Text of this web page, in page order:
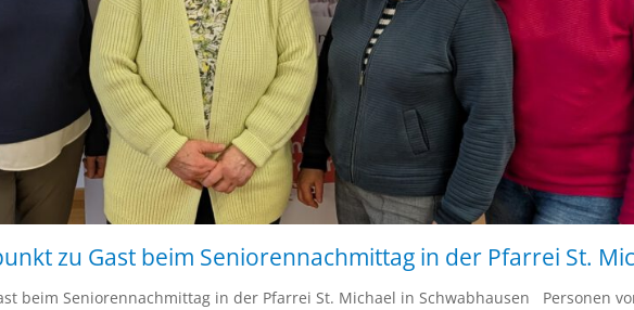
zu Gast beim Seniorennachmittag in der Pfarrei St.
beim Seniorennachmittag in der Pfarrei St. Michael in Schwabhausen Personen